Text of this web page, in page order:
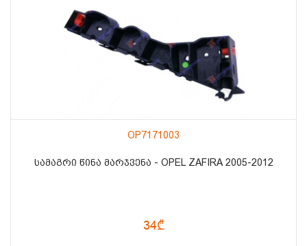
OP7171003
ᲡᲐᲛᲐᲒᲠᲘ ᲬᲘᲜᲐ ᲛᲐᲠᲯᲕᲔᲜᲐ - OPEL ZAFIRA 2005-2012
34₾